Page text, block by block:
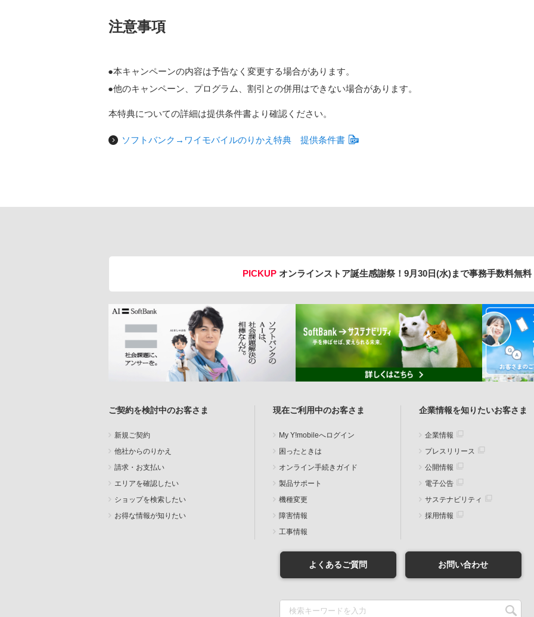
注意事項
本キャンペーンの内容は予告なく変更する場合があります。
他のキャンペーン、プログラム、割引との併用はできない場合があります。
本特典についての詳細は提供条件書より確認ください。
ソフトバンク→ワイモバイルのりかえ特典 提供条件書
PICKUP オンラインストア誕生感謝祭！ 9月30日(水)まで事務手数料無
ご契約を検討中のお客さま
新規ご契約
他社からのりかえ
請求・お支払い
エリアを確認したい
ショップを検索したい
お得な情報が知りたい
現在ご利用中のお客さま
My Y!mobileへログイン
困ったときは
オンライン手続きガイド
製品サポート
機種変更
障害情報
工事情報
企業情報を知りたいお客さま
企業情報
プレスリリース
公開情報
電子公告
サステナビリティ
採用情報
よくあるご質問 お問い合わせ